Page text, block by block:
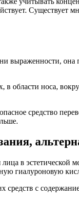
выраженности,
носа,
средство
в эстетической
гиалуроновую
средств с